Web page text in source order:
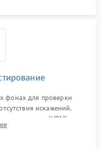
фонах для проверки
искажений.
всех портов (HDMI,
под нагрузкой в